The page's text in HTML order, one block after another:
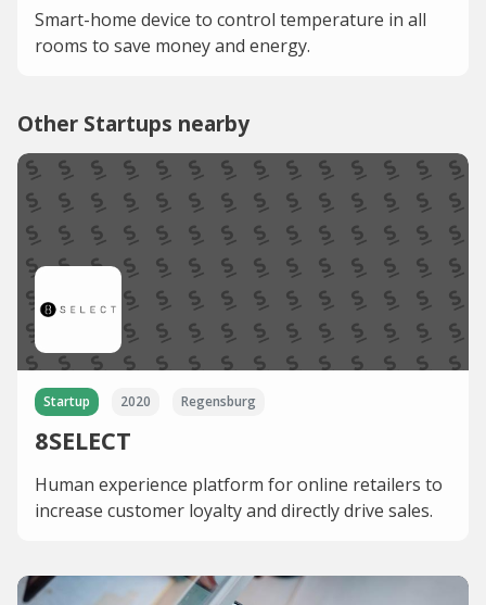
Smart-home device to control temperature in all
rooms to save money and energy.
Other Startups nearby
Startup 2020 Regensburg
8SELECT
Human experience platform for online retailers to
increase customer loyalty and directly drive sales.